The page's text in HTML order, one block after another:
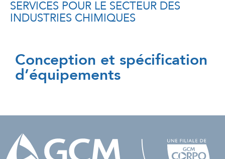
SERVICES POUR LE SECTEUR DES
INDUSTRIES CHIMIQUES
Conception et spécification
d’équipements